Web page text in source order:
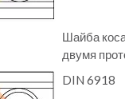
Шайба
двумя
DIN 6918